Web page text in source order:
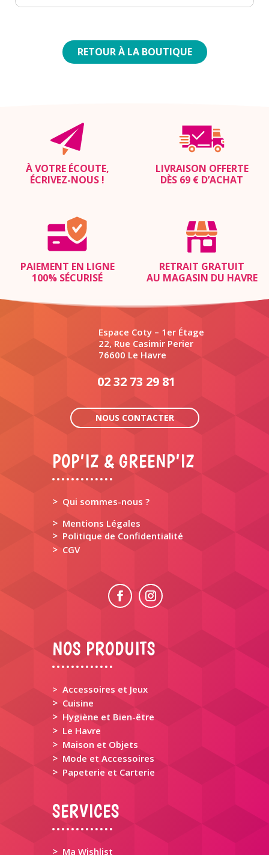
RETOUR À LA BOUTIQUE
À VOTRE ÉCOUTE,
ÉCRIVEZ-NOUS !
LIVRAISON OFFERTE
DÈS 69 € D’ACHAT
PAIEMENT EN LIGNE
100% SÉCURISÉ
RETRAIT GRATUIT
AU MAGASIN DU HAVRE
Espace Coty – 1er Étage
22, Rue Casimir Perier
76600 Le Havre
02 32 73 29 81
NOUS CONTACTER
POP’IZ & GREENP’IZ
> Qui sommes-nous ?
> Mentions Légales
> Politique de Confidentialité
> CGV
NOS PRODUITS
> Accessoires et Jeux
> Cuisine
> Hygiène et Bien-être
> Le Havre
> Maison et Objets
> Mode et Accessoires
> Papeterie et Carterie
SERVICES
> Ma Wishlist